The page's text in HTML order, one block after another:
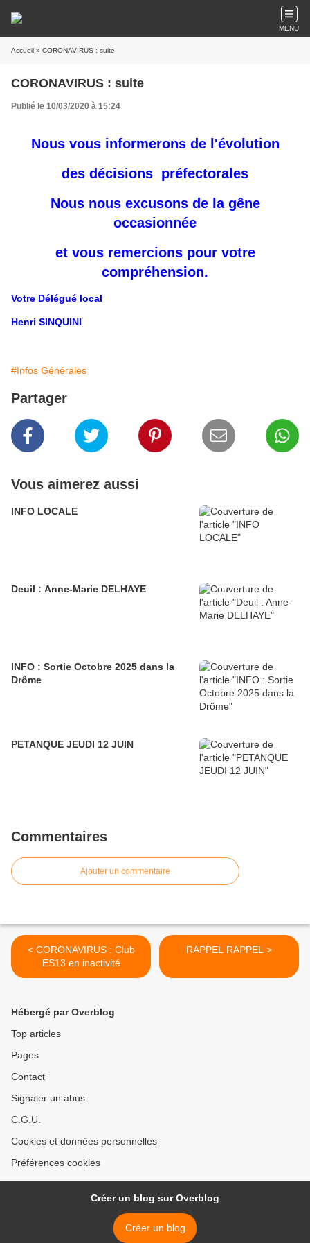
MENU
Accueil » CORONAVIRUS : suite
CORONAVIRUS : suite
Publié le 10/03/2020 à 15:24
Nous vous informerons de l'évolution
des décisions préfectorales
Nous nous excusons de la gêne
occasionnée
et vous remercions pour votre
compréhension.
Votre Délégué local
Henri SINQUINI
#Infos Générales
Partager
Vous aimerez aussi
INFO LOCALE
Deuil : Anne-Marie DELHAYE
INFO : Sortie Octobre 2025 dans la
Drôme
PETANQUE JEUDI 12 JUIN
Commentaires
Ajouter un commentaire
< CORONAVIRUS : Club
ES13 en inactivité
RAPPEL RAPPEL >
Hébergé par Overblog
Top articles
Pages
Contact
Signaler un abus
C.G.U.
Cookies et données personnelles
Préférences cookies
Créer un blog sur Overblog
Créer un blog